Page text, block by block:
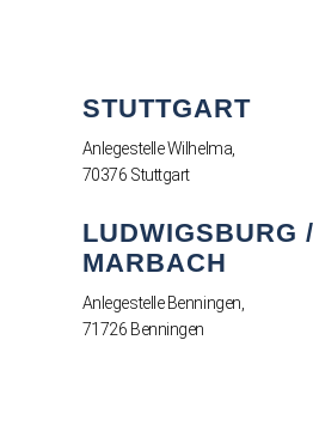
STUTTGART
Anlegestelle Wilhelma,
70376 Stuttgart
LUDWIGSBURG /
MARBACH
Anlegestelle Benningen,
71726 Benningen